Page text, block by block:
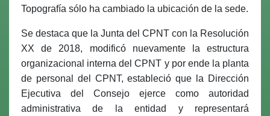
Topografía sólo ha cambiado la ubicación de la sede.
Se destaca que la Junta del CPNT con la Resolución
XX de 2018, modificó nuevamente la estructura
organizacional interna del CPNT y por ende la planta
de personal del CPNT, estableció que la Dirección
Ejecutiva del Consejo ejerce como autoridad
administrativa de la entidad y representará